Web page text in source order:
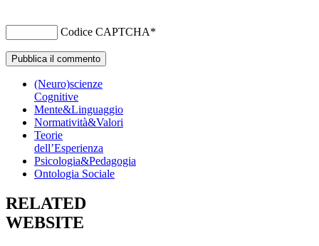
Codice CAPTCHA*
(Neuro)scienze
Cognitive
Mente&Linguaggio
Normatività&Valori
Teorie
dell’Esperienza
Psicologia&Pedagogia
Ontologia Sociale
RELATED
WEBSITE